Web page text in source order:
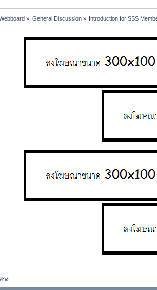
» General Discussion» Introduction for SSS
าง